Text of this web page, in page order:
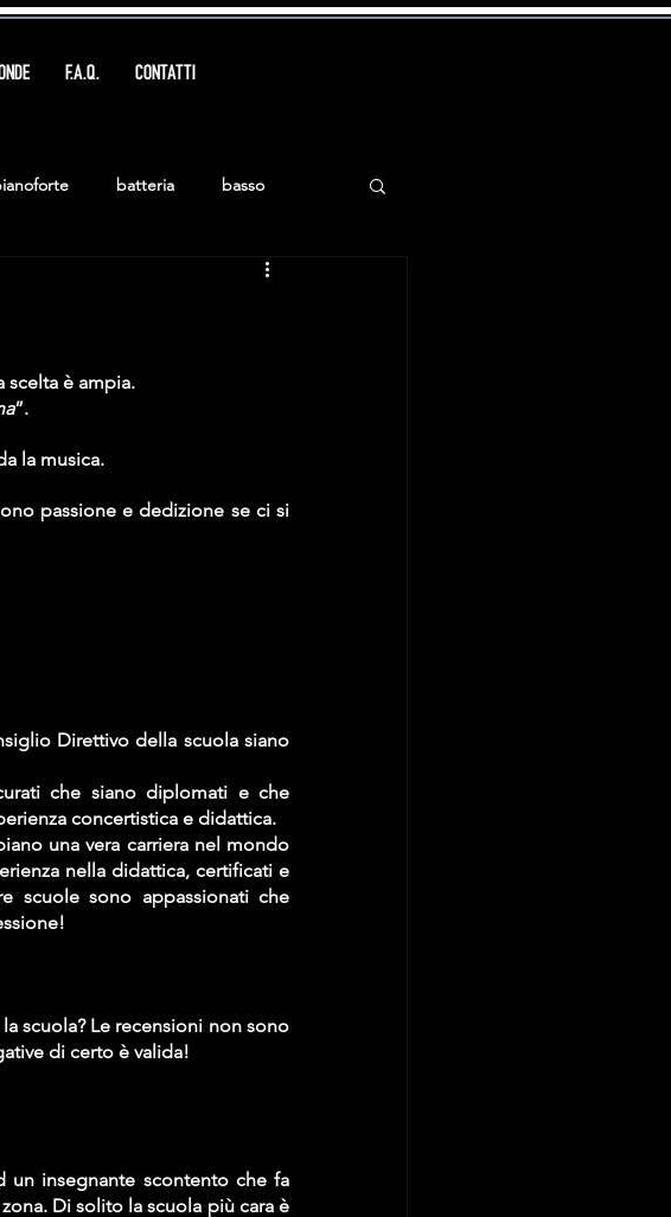
F.A.Q. CONTATTI
batteria basso
è ampia.
”.
la musica.
passione e dedizione se ci si
che siano diplomati e che
concertistica e didattica.
una vera carriera nel mondo
nella didattica, certificati e
scuole sono appassionati che
scuola? Le recensioni non sono
di certo è valida!
un insegnante scontento che fa
Di solito la scuola più cara è